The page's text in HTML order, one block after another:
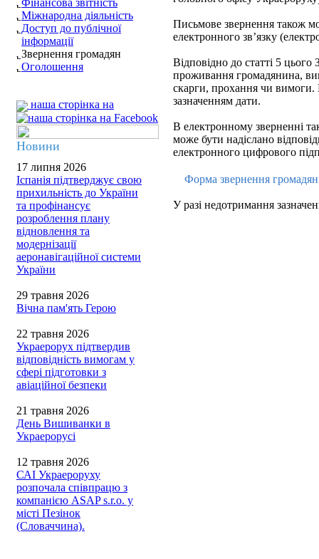
Фінансова звітність
Міжнародна діяльність
Доступ до публічної
інформації
Звернення громадян
Оголошення
наша сторінка на
Новини
17 липня 2026
Іспанія підтверджує свою
прихильність до України
та профінансує
розроблення плану
відновлення та
модернізації
аеронавігаційної системи
України
29 травня 2026
Вічна пам'ять Герою
22 травня 2026
Украерорух підтвердив
відповідність вимогам у
сфері підготовки з
авіаційної безпеки
21 травня 2026
День Вишиванки в
Украерорусі
12 травня 2026
САІ Украероруху
розпочала співпрацю з
компанією ASAP s.r.o. у
місті Пезінок
(Словаччина).
Письмове звернення також
електронного зв’язку
Відповідно до статті 5 цього
проживання громадянина,
скарги, прохання чи вимоги.
зазначенням дати.
В електронному зверненні
може бути надіслано
електронного цифрового
Форма звернення
У разі недотримання